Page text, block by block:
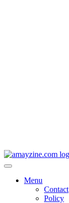
Menu
Contact
Policy